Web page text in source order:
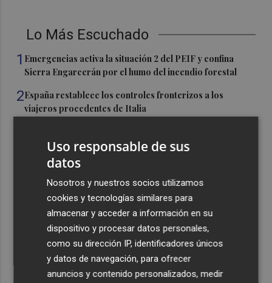
Lo Más Escuchado
1 Emergencias activa la situación 2 del PEIF y confina
Sierra Engarcerán por el humo del incendio forestal
2España restablece los controles fronterizos a los
viajeros procedentes de Italia
Ferran Torres, recibido con un baño de masas en su
pueblo: "Allá donde voy siempre digo que soy de Foios"
Foios se vuelca con Ferran Torres
Uso responsable de sus
datos
Nosotros y nuestros socios utilizamos
cookies y tecnologías similares para
almacenar y acceder a información en su
dispositivo y procesar datos personales,
como su dirección IP, identificadores únicos
y datos de navegación, para ofrecer
anuncios y contenido personalizados, medir